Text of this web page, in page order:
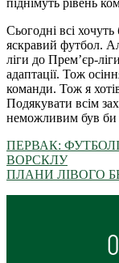
піднімуть рівень
Сьогодні всі
яскравий футбол.
ліги до Прем’єр-
адаптації. Тож
команди. Тож я
Подякувати всім
неможливим був би
ПЕРВАК:
ВОРСКЛУ
ПЛАНИ ЛІВОГО